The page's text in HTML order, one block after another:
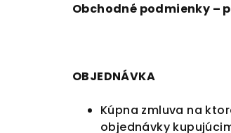
Obchodné podmienky –
OBJEDNÁVKA
Kúpna zmluva na
objednávky